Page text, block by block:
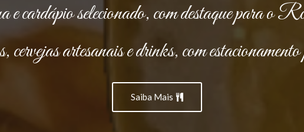
e cardápio selecionado, com destaque para
cervejas artesanais e drinks, com
Saiba Mais